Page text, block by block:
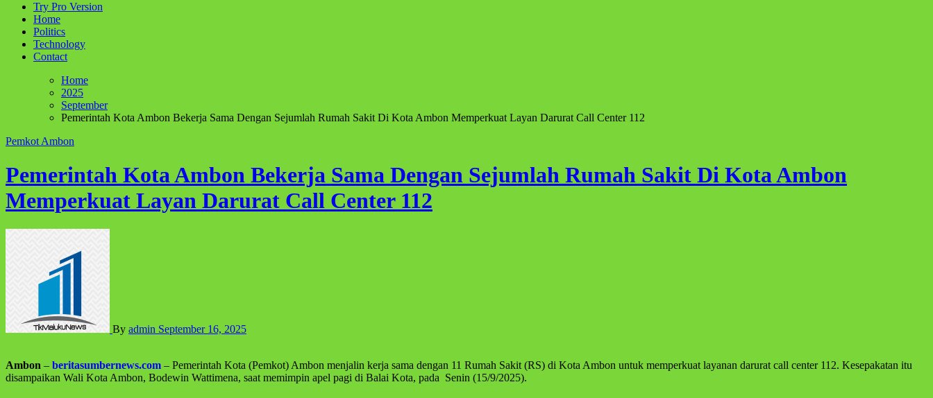
Try Pro Version
Home
Politics
Technology
Contact
Home
2025
September
Pemerintah Kota Ambon Bekerja Sama Dengan Sejumlah Rumah Sakit Di Kota Ambon Memperkuat Layan Darurat Call Center 112
Pemkot Ambon
Pemerintah Kota Ambon Bekerja Sama Dengan Sejumlah Rumah Sakit Di Kota Ambon
Memperkuat Layan Darurat Call Center 112
By admin September 16, 2025
Ambon – beritasumbernews.com – Pemerintah Kota (Pemkot) Ambon menjalin kerja sama dengan 11 Rumah Sakit (RS) di Kota Ambon untuk memperkuat layanan darurat call center 112. Kesepakatan itu
disampaikan Wali Kota Ambon, Bodewin Wattimena, saat memimpin apel pagi di Balai Kota, pada Senin (15/9/2025).